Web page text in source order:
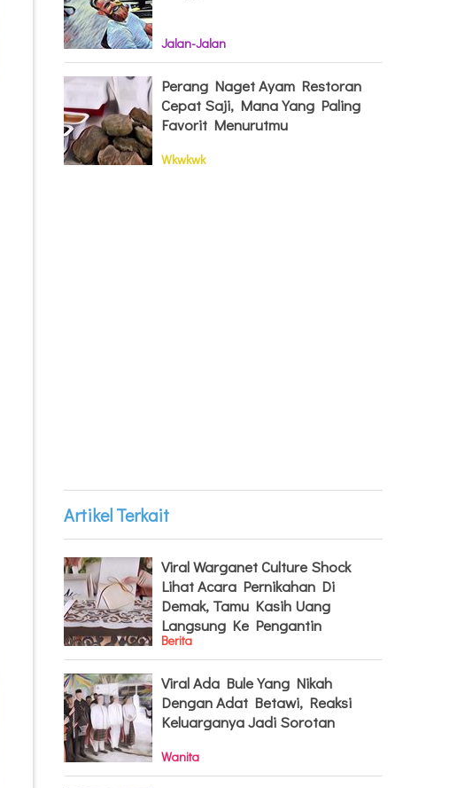
Jalan-Jalan
Perang Naget Ayam Restoran
Cepat Saji, Mana Yang Paling
Favorit Menurutmu
Wkwkwk
Artikel Terkait
Viral Warganet Culture Shock
Lihat Acara Pernikahan Di
Demak, Tamu Kasih Uang
Langsung Ke Pengantin
Berita
Viral Ada Bule Yang Nikah
Dengan Adat Betawi, Reaksi
Keluarganya Jadi Sorotan
Wanita